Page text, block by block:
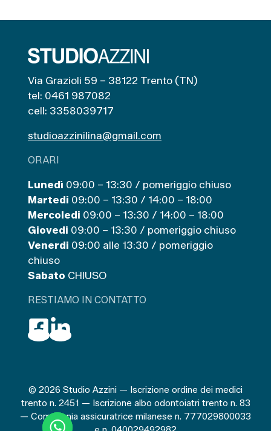
Via Grazioli 59 – 38122 Trento (TN)
tel: 0461 987082
cell: 3358039717
studioazzinilina@gmail.com
ORARI
Lunedì 09:00 – 13:30 / pomeriggio chiuso
Martedi 09:00 – 13:30 / 14:00 – 18:00
Mercoledi 09:00 – 13:30 / 14:00 – 18:00
Giovedi 09:00 – 13:30 / pomeriggio chiuso
Venerdi 09:00 alle 13:30 / pomeriggio
chiuso
Sabato CHIUSO
RESTIAMO IN CONTATTO
© 2026 Studio Azzini — Iscrizione ordine dei medici
trento n. 2451 — Iscrizione albo odontoiatri trento n. 83
— Compagnia assicuratrice milanese n. 777029800033